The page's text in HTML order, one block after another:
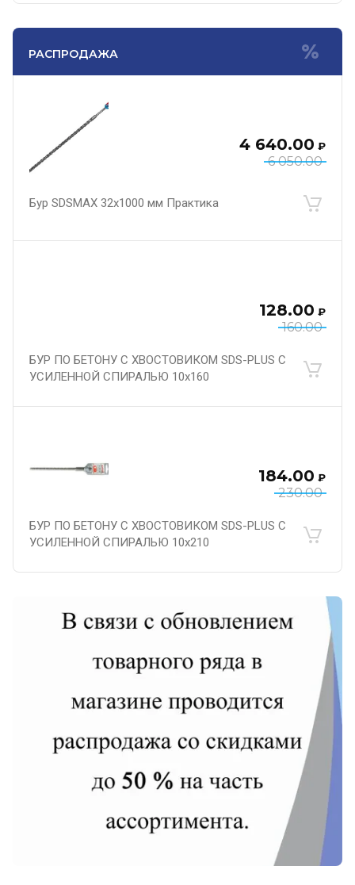
РАСПРОДАЖА
6 050.00
4 640.00 ₽
Бур SDSMAX 32х1000 мм Практика
160.00
128.00 ₽
БУР ПО БЕТОНУ С ХВОСТОВИКОМ SDS-PLUS С
УСИЛЕННОЙ СПИРАЛЬЮ 10х160
230.00
184.00 ₽
БУР ПО БЕТОНУ С ХВОСТОВИКОМ SDS-PLUS С
УСИЛЕННОЙ СПИРАЛЬЮ 10х210